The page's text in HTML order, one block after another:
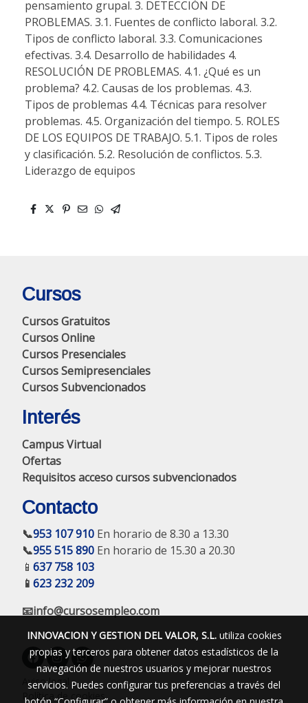
pensamiento grupal. 3. DETECCIÓN DE
PROBLEMAS. 3.1. Fuentes de conflicto laboral. 3.2.
Tipos de conflicto laboral. 3.3. Comunicaciones
efectivas. 3.4. Desarrollo de habilidades 4.
RESOLUCIÓN DE PROBLEMAS. 4.1. ¿Qué es un
problema? 4.2. Causas de los problemas. 4.3.
Tipos de problemas 4.4. Técnicas para resolver
problemas. 4.5. Organización del tiempo. 5. ROLES
DE LOS EQUIPOS DE TRABAJO. 5.1. Tipos de roles
y clasificación. 5.2. Resolución de conflictos. 5.3.
Liderazgo de equipos
Cursos
Cursos Gratuitos
Cursos Online
Cursos Presenciales
Cursos Semipresenciales
Cursos Subvencionados
Interés
Campus Virtual
Ofertas
Requisitos acceso cursos subvencionados
Contacto
📞953 107 910 En horario de 8.30 a 13.30
📞955 515 890 En horario de 15.30 a 20.30
📱 637 758 103
📱 623 232 209
📧info@cursosempleo.com
Aviso legal
Política de cookies
INNOVACION Y GESTION DEL VALOR, S.L.utiliza cookies
propias y terceros para obtener datos estadísticos de la
navegación de nuestros usuarios y mejorar nuestros
servicios. Puedes configurar tus preferencias a través del